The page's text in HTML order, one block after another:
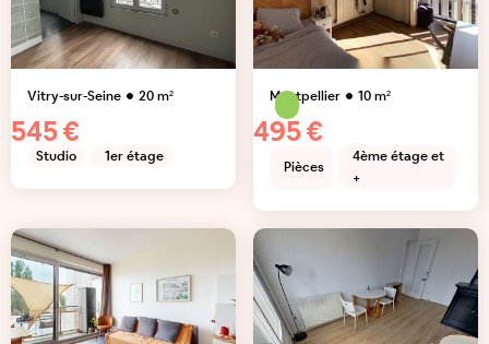
Vitry-sur-Seine 20m²
545 €
Studio 1er étage
Montpellier 10m²
495 €
Pièces
4ème étage et
+